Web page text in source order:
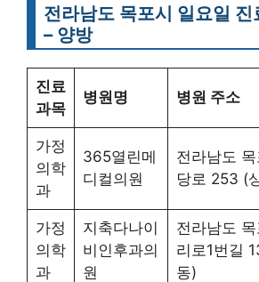
전라남도 목포시 일요일
– 양방
진료
과목
병원명 병원 주소
가정
의학
과
365열린메
디컬의원
전라남도
당로 253 (
가정
의학
과
지축다나이
비인후과의
원
전라남도
리로1번길
동)